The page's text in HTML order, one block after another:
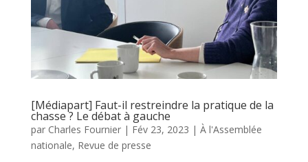
[Médiapart] Faut-il restreindre la pratique de la
chasse ? Le débat à gauche
par Charles Fournier| Fév 23, 2023 | À l'Assemblée
nationale, Revue de presse